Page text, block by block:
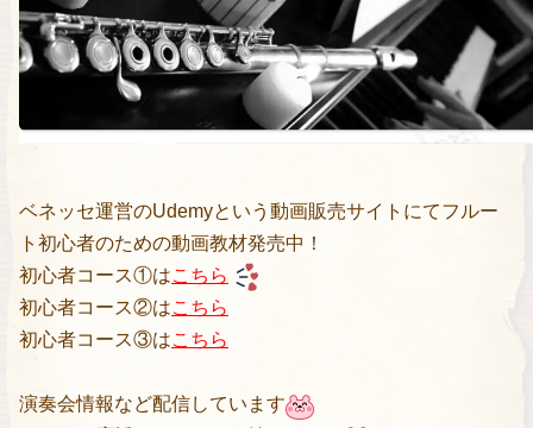
ベネッセ運営のUdemyという動画販売サイトにてフルー
ト初心者のための動画教材発売中！
初心者コース①はこちら
初心者コース②はこちら
初心者コース③はこちら
演奏会情報など配信しています